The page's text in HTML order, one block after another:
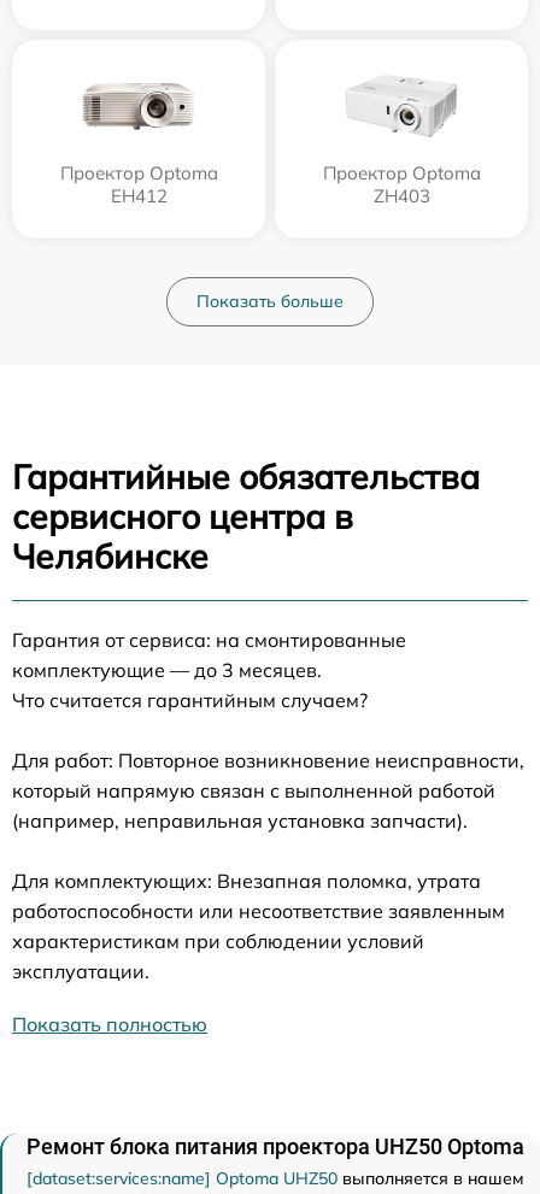
Проектор Optoma
EH412
Проектор Optoma
ZH403
Показать больше
Гарантийные обязательства
сервисного центра в
Челябинске
Гарантия от сервиса: на смонтированные
комплектующие — до 3 месяцев.
Что считается гарантийным случаем?
Для работ: Повторное возникновение неисправности,
который напрямую связан с выполненной работой
(например, неправильная установка запчасти).
Для комплектующих: Внезапная поломка, утрата
работоспособности или несоответствие заявленным
характеристикам при соблюдении условий
эксплуатации.
Показать полностью
Ремонт блока питания проектора UHZ50 Optoma
[dataset:services:name] Optoma UHZ50 выполняется в нашем